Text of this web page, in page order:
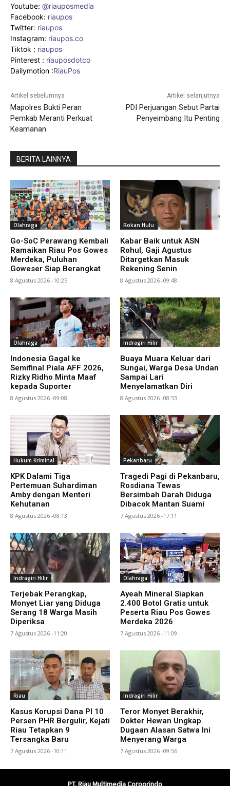
Youtube: @riauposmedia
Facebook: riaupos
Twitter: riaupos
Instagram: riaupos.co
Tiktok : riaupos
Pinterest : riauposdotco
Dailymotion :RiauPos
Artikel sebelumnya
Mapolres Bukti Peran
Pemkab Meranti Perkuat
Keamanan
Artikel selanjutnya
PDI Perjuangan Sebut Partai
Penyeimbang Itu Penting
BERITA LAINNYA
Olahraga
Go-SoC Perawang Kembali
Ramaikan Riau Pos Gowes
Merdeka, Puluhan
Goweser Siap Berangkat
8 Agustus 2026 -10:25
Rokan Hulu
Kabar Baik untuk ASN
Rohul, Gaji Agustus
Ditargetkan Masuk
Rekening Senin
8 Agustus 2026 -09:48
Olahraga
Indonesia Gagal ke
Semifinal Piala AFF 2026,
Rizky Ridho Minta Maaf
kepada Suporter
8 Agustus 2026 -09:08
Indragiri Hilir
Buaya Muara Keluar dari
Sungai, Warga Desa Undan
Sampai Lari
Menyelamatkan Diri
8 Agustus 2026 -08:53
Hukum Kriminal
KPK Dalami Tiga
Pertemuan Suhardiman
Amby dengan Menteri
Kehutanan
8 Agustus 2026 -08:13
Pekanbaru
Tragedi Pagi di Pekanbaru,
Rosdiana Tewas
Bersimbah Darah Diduga
Dibacok Mantan Suami
7 Agustus 2026 -17:11
Indragiri Hilir
Terjebak Perangkap,
Monyet Liar yang Diduga
Serang 18 Warga Masih
Diperiksa
7 Agustus 2026 -11:20
Olahraga
Ayeah Mineral Siapkan
2.400 Botol Gratis untuk
Peserta Riau Pos Gowes
Merdeka 2026
7 Agustus 2026 -11:09
Riau
Kasus Korupsi Dana PI 10
Persen PHR Bergulir, Kejati
Riau Tetapkan 9
Tersangka Baru
7 Agustus 2026 -10:11
Indragiri Hilir
Teror Monyet Berakhir,
Dokter Hewan Ungkap
Dugaan Alasan Satwa Ini
Menyerang Warga
7 Agustus 2026 -09:56
PT. Riau Multimedia Corporindo